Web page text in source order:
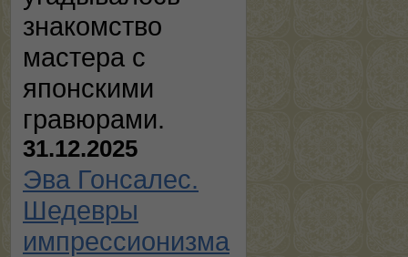
знакомство
мастера с
японскими
гравюрами.
31.12.2025
Эва Гонсалес.
Шедевры
импрессионизма